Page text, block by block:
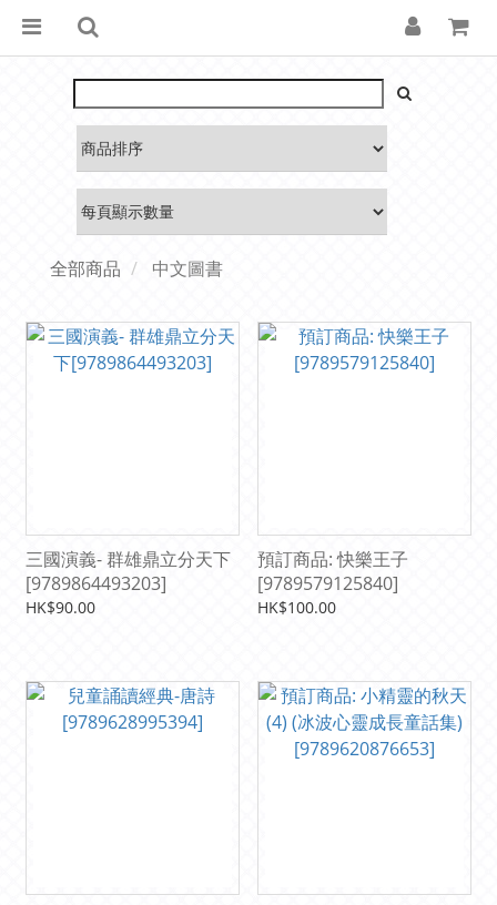
全部商品 中文圖書
三國演義- 群雄鼎立分天下
[9789864493203]
HK$90.00
預訂商品: 快樂王子
[9789579125840]
HK$100.00